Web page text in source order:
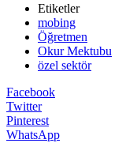
Etiketler
mobing
Öğretmen
Okur Mektubu
özel sektör
Facebook
Twitter
Pinterest
WhatsApp